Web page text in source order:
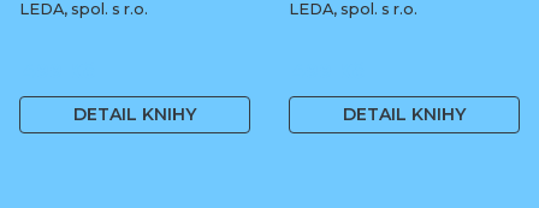
LEDA, spol. s r.o.
DETAIL KNIHY
LEDA, spol. s r.o.
DETAIL KNIHY